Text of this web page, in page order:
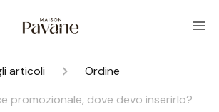
articoli
Ordine
promozionale, dove devo inserirlo?